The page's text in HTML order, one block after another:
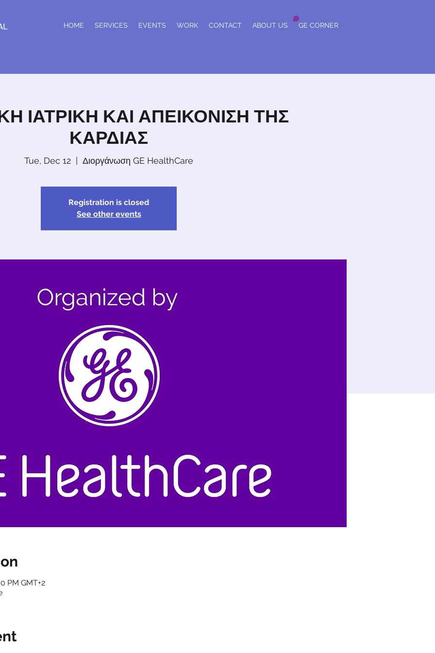
HOME SERVICES EVENTS WORK CONTACT ABOUT US GE CORNER
ΙΑΤΡΙΚΗ ΚΑΙ ΑΠΕΙΚΟΝΙΣΗ ΤΗΣ
ΚΑΡΔΙΑΣ
Tue, Dec 12
  |
Διοργάνωση GE HealthCare
Registration is closed
See other events
PM GMT+2